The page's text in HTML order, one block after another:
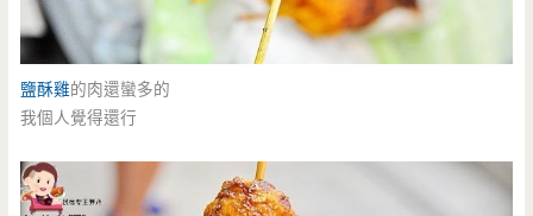
鹽酥雞的肉還蠻多的
我個人覺得還行